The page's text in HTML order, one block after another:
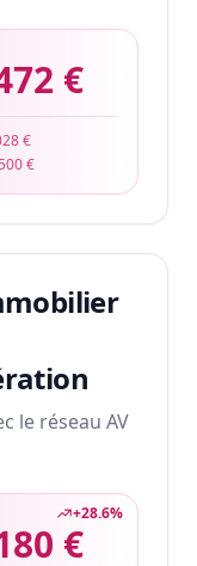
€
€
€
le réseau AV
+28.6%
€